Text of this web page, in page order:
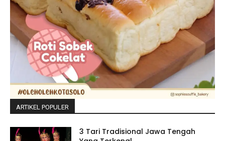
ARTIKEL POPULER
3 Tari Tradisional Jawa Tengah